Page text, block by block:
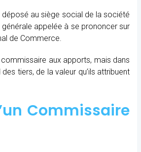
déposé au siège social de la société
appelée à se prononcer sur
de Commerce.
aux apports, mais dans
tiers, de la valeur qu’ils attribuent
Commissaire